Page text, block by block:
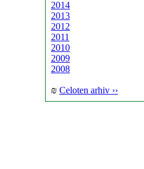
2014
2013
2012
2011
2010
2009
2008
₪ Celoten arhiv ››